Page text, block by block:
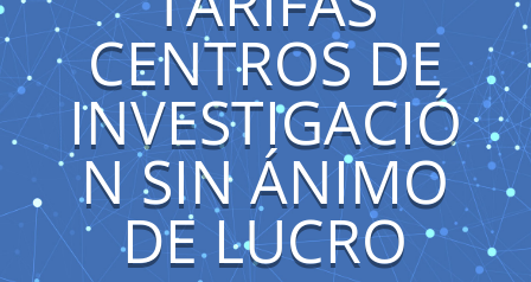
CENTROS DE
INVESTIGACIÓ
N SIN ÁNIMO
DE LUCRO